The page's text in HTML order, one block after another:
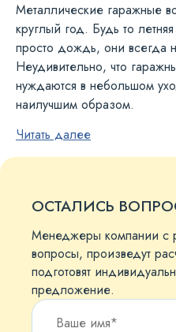
Металлические гаражные
круглый год. Будь то
просто дождь, они всегда
Неудивительно, что
нуждаются в небольшом
наилучшим образом.
Читать далее
ОСТАЛИСЬ
Менеджеры компании с
вопросы, произведут
подготовят
предложение.